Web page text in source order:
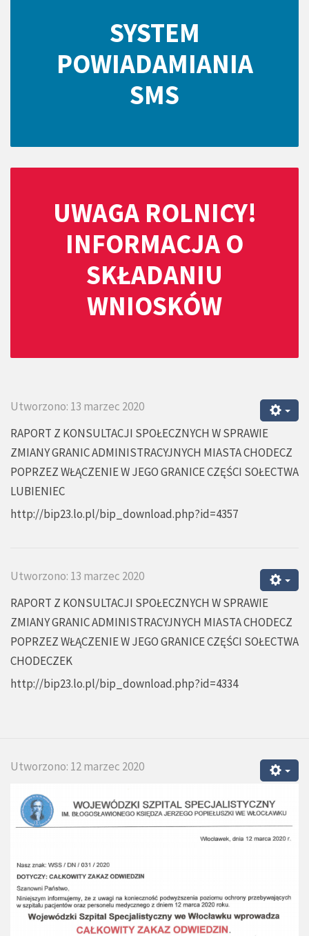
SYSTEM
POWIADAMIANIA
SMS
UWAGA ROLNICY!
INFORMACJA O
SKŁADANIU
WNIOSKÓW
Utworzono: 13 marzec 2020
RAPORT Z KONSULTACJI SPOŁECZNYCH W SPRAWIE
ZMIANY GRANIC ADMINISTRACYJNYCH MIASTA CHODECZ
POPRZEZ WŁĄCZENIE W JEGO GRANICE CZĘŚCI SOŁECTWA
LUBIENIEC
http://bip23.lo.pl/bip_download.php?id=4357
Utworzono: 13 marzec 2020
RAPORT Z KONSULTACJI SPOŁECZNYCH W SPRAWIE
ZMIANY GRANIC ADMINISTRACYJNYCH MIASTA CHODECZ
POPRZEZ WŁĄCZENIE W JEGO GRANICE CZĘŚCI SOŁECTWA
CHODECZEK
http://bip23.lo.pl/bip_download.php?id=4334
Utworzono: 12 marzec 2020